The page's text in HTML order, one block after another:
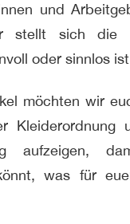
und
stellt sich die
oder sinnlos
möchten wir
Kleiderordnung
aufzeigen,
was für